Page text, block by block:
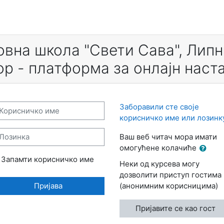
школа "Свети Сава",
- платформа за онлајн
име
Запамти корисничко име
Пријава
Заборавили сте своје
корисничко име или
Ваш веб читач мора имати
омогућене колачиће
Неки од курсева могу
дозволити приступ гостима
(анонимним корисницима)
Пријавите се као гост